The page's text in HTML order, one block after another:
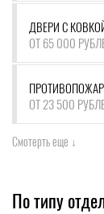
ДВЕРИ С
ОТ 65 000
ОТ 23 500
Смотерть еще ↓
По типу